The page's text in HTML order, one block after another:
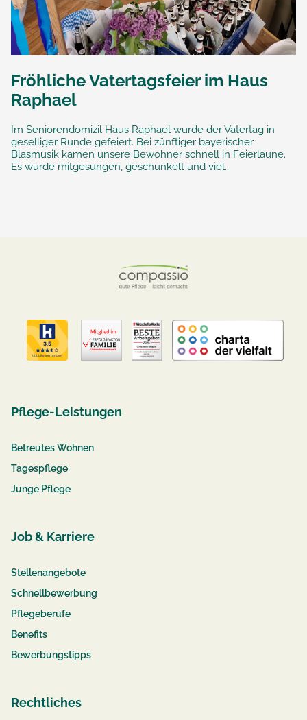
Fröhliche Vatertagsfeier im Haus
Raphael
Im Seniorendomizil Haus Raphael wurde der Vatertag in
geselliger Runde gefeiert. Bei zünftiger bayerischer
Blasmusik kamen unsere Bewohner schnell in Feierlaune.
Es wurde mitgesungen, geschunkelt und viel...
Pflege-Leistungen
Betreutes Wohnen
Tagespflege
Junge Pflege
Job & Karriere
Stellenangebote
Schnellbewerbung
Pflegeberufe
Benefits
Bewerbungstipps
Rechtliches